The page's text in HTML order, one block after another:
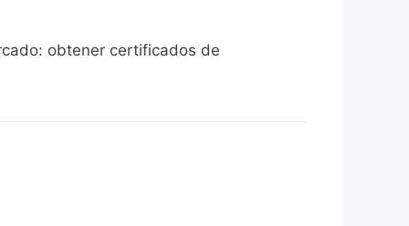
obtener certificados de